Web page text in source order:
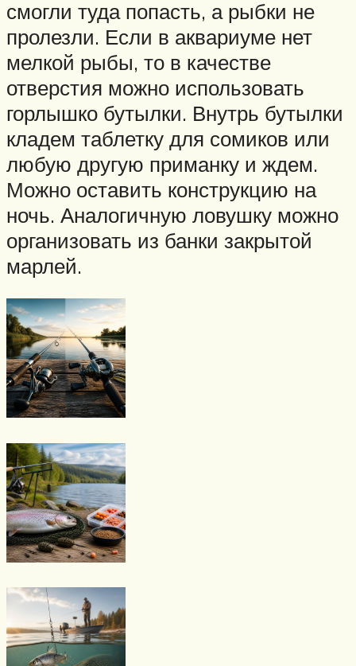
смогли туда попасть, а рыбки не
пролезли. Если в аквариуме нет
мелкой рыбы, то в качестве
отверстия можно использовать
горлышко бутылки. Внутрь бутылки
кладем таблетку для сомиков или
любую другую приманку и ждем.
Можно оставить конструкцию на
ночь. Аналогичную ловушку можно
организовать из банки закрытой
марлей.